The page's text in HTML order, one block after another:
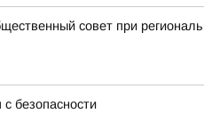
совет при
безопасности